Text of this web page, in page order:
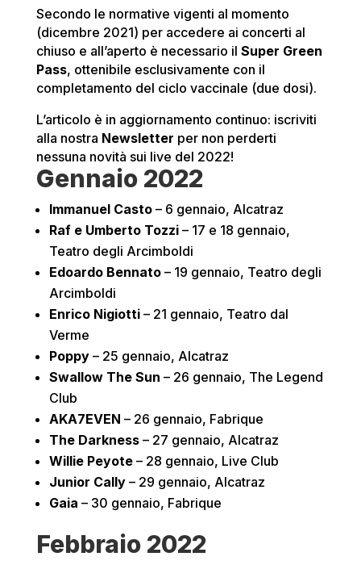
Secondo le normative vigenti al momento
(dicembre 2021) per accedere ai concerti al
chiuso e all’aperto è necessario il Super Green
Pass, ottenibile esclusivamente con il
completamento del ciclo vaccinale (due dosi).
L’articolo è in aggiornamento continuo: iscriviti
alla nostra Newsletter per non perderti
nessuna novità sui live del 2022!
Gennaio 2022
Immanuel Casto– 6 gennaio, Alcatraz
Raf e Umberto Tozzi– 17 e 18 gennaio,
Teatro degli Arcimboldi
Edoardo Bennato– 19 gennaio, Teatro degli
Arcimboldi
Enrico Nigiotti– 21 gennaio, Teatro dal
Verme
Poppy– 25 gennaio, Alcatraz
Swallow The Sun – 26 gennaio, The Legend
Club
AKA7EVEN – 26 gennaio, Fabrique
The Darkness– 27 gennaio, Alcatraz
Willie Peyote– 28 gennaio, Live Club
Junior Cally– 29 gennaio, Alcatraz
Gaia – 30 gennaio, Fabrique
Febbraio 2022